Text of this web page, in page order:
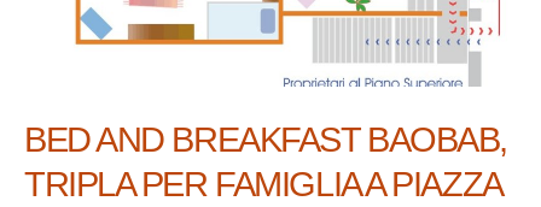
BED AND BREAKFAST BAOBAB,
TRIPLA PER FAMIGLIA A PIAZZA